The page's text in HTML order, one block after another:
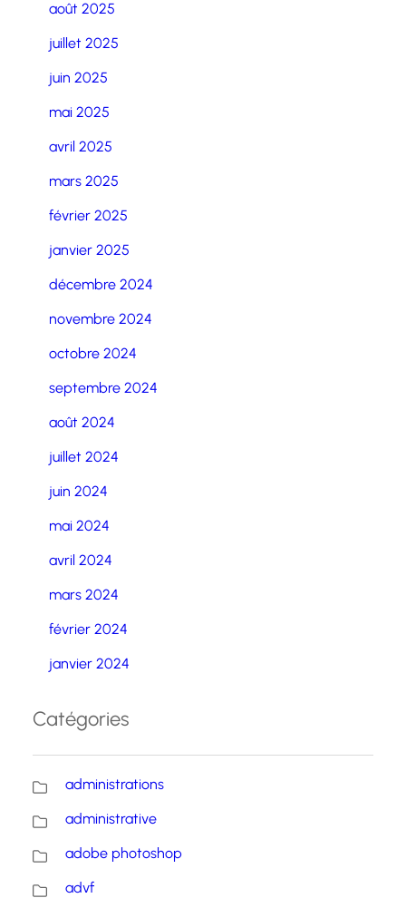
août 2025
juillet 2025
juin 2025
mai 2025
avril 2025
mars 2025
février 2025
janvier 2025
décembre 2024
novembre 2024
octobre 2024
septembre 2024
août 2024
juillet 2024
juin 2024
mai 2024
avril 2024
mars 2024
février 2024
janvier 2024
Catégories
administrations
administrative
adobe photoshop
advf